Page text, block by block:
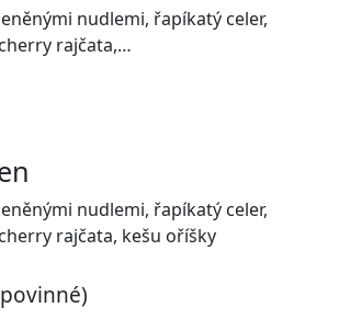
nudlemi, řapíkatý celer,
rajčata,…
nudlemi, řapíkatý celer,
rajčata, kešu oříšky